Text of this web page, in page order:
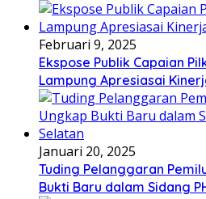
Februari 9, 2025
Ekspose Publik Capaian
Lampung Apresiasai
Januari 20, 2025
Tuding Pelanggaran
Bukti Baru dalam Sidang